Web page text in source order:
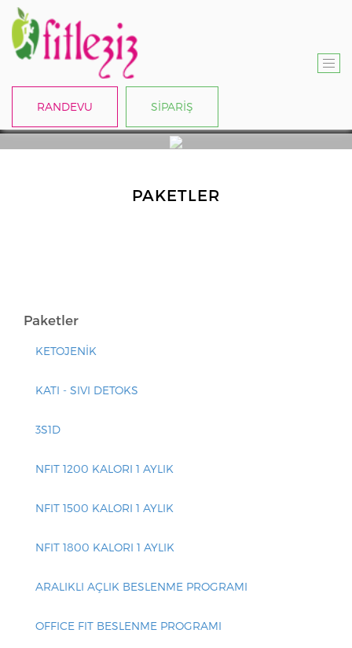
T
G
L
RANDEVU SİPARİŞ
PAKETLER
Paketler
KETOJENİK
KATI - SIVI DETOKS
3S1D
NFIT 1200 KALORI 1 AYLIK
NFIT 1500 KALORI 1 AYLIK
NFIT 1800 KALORI 1 AYLIK
ARALIKLI AÇLIK BESLENME PROGRAMI
OFFICE FIT BESLENME PROGRAMI